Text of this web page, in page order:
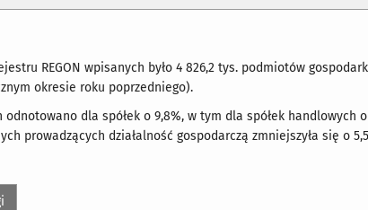
REGON wpisanych było 4 826,2 tys. podmiotów
okresie roku poprzedniego).
dla spółek o 9,8%, w tym dla spółek handlowych
prowadzących działalność gospodarczą zmniejszyła się o